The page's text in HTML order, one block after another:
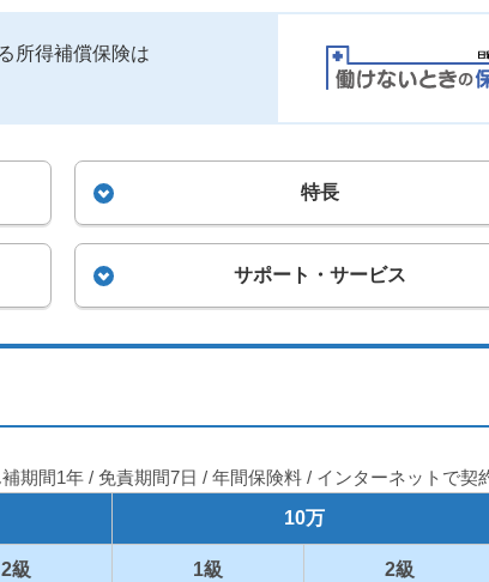
所得補償保険は
特長
サポート・サービス
期間1年 / 免責期間7日 / 年間保険料 / インターネットで契
10万
2級 1級 2級